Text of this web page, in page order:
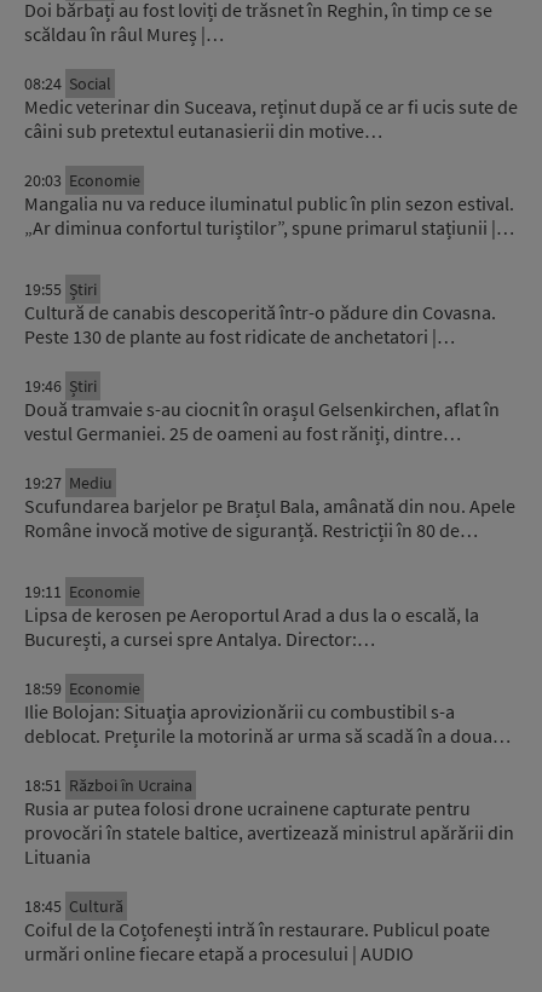
Doi bărbați au fost loviți de trăsnet în Reghin, în timp ce se
scăldau în râul Mureș |…
08:24 Social
Medic veterinar din Suceava, reținut după ce ar fi ucis sute de
câini sub pretextul eutanasierii din motive…
20:03 Economie
Mangalia nu va reduce iluminatul public în plin sezon estival.
„Ar diminua confortul turiștilor”, spune primarul stațiunii |…
19:55 Știri
Cultură de canabis descoperită într-o pădure din Covasna.
Peste 130 de plante au fost ridicate de anchetatori |…
19:46 Știri
Două tramvaie s-au ciocnit în orașul Gelsenkirchen, aflat în
vestul Germaniei. 25 de oameni au fost răniți, dintre…
19:27 Mediu
Scufundarea barjelor pe Brațul Bala, amânată din nou. Apele
Române invocă motive de siguranță. Restricții în 80 de…
19:11 Economie
Lipsa de kerosen pe Aeroportul Arad a dus la o escală, la
București, a cursei spre Antalya. Director:…
18:59 Economie
Ilie Bolojan: Situaţia aprovizionării cu combustibil s-a
deblocat. Prețurile la motorină ar urma să scadă în a doua…
18:51 Război în Ucraina
Rusia ar putea folosi drone ucrainene capturate pentru
provocări în statele baltice, avertizează ministrul apărării din
Lituania
18:45 Cultură
Coiful de la Coțofenești intră în restaurare. Publicul poate
urmări online fiecare etapă a procesului | AUDIO